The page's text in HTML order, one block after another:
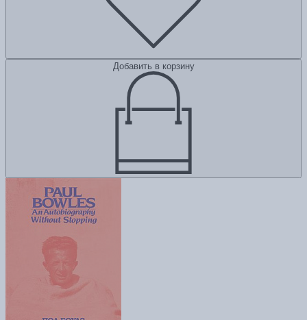
Добавить в корзину